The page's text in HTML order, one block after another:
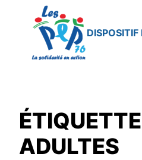
contenu
DISPOSITIF
ADULTES